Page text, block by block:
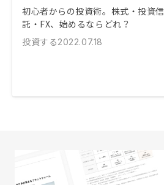
初心者からの投資術。株式・投資信
託・FX、始めるならどれ？
投資する2022.07.18